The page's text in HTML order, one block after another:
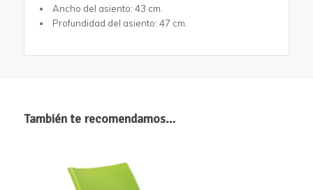
Ancho del asiento: 43 cm.
Profundidad del asiento: 47 cm.
También te recomendamos…